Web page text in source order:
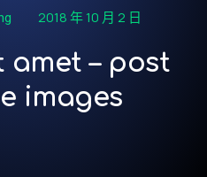
2018 年 10 月 2 日
amet – post
images